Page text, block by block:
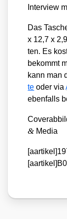
Inter­view
Das
x 12,7 x
ten. Es
bekommt
kann man
te oder via
eben­falls
& Media